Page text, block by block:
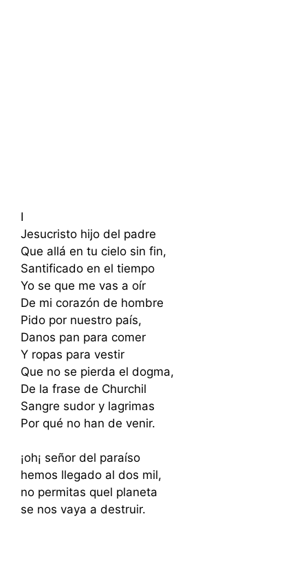
I
Jesucristo hijo del padre
Que allá en tu cielo sin fin,
Santificado en el tiempo
Yo se que me vas a oír
De mi corazón de hombre
Pido por nuestro país,
Danos pan para comer
Y ropas para vestir
Que no se pierda el dogma,
De la frase de Churchil
Sangre sudor y lagrimas
Por qué no han de venir.
¡oh¡ señor del paraíso
hemos llegado al dos mil,
no permitas quel planeta
se nos vaya a destruir.